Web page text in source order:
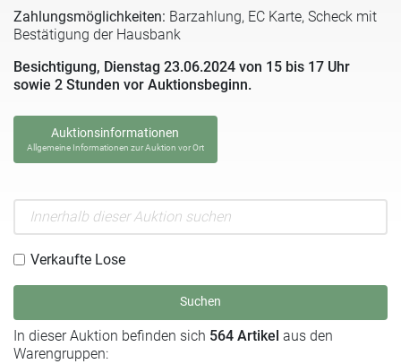
Zahlungsmöglichkeiten: Barzahlung, EC Karte, Scheck mit
Bestätigung der Hausbank
Besichtigung, Dienstag 23.06.2024 von 15 bis 17 Uhr
sowie 2 Stunden vor Auktionsbeginn.
Auktionsinformationen
Allgemeine Informationen zur Auktion vor Ort
Verkaufte Lose
Suchen
In dieser Auktion befinden sich 564 Artikel aus den
Warengruppen: